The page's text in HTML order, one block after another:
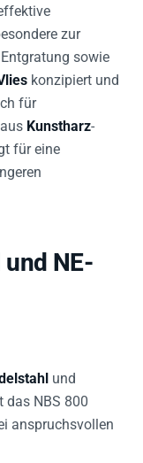
zur
sowie
konzipiert und
für
Kunstharz-
für eine
NE-
und
das NBS 800
anspruchsvollen